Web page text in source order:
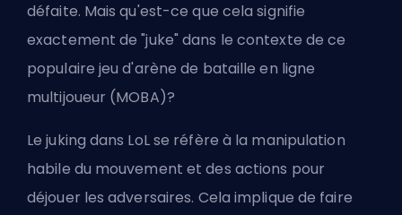
défaite. Mais qu'est-ce que cela signifie
exactement de "juke" dans le contexte de ce
populaire jeu d'arène de bataille en ligne
multijoueur (MOBA)?
Le juking dans LoL se réfère à la manipulation
habile du mouvement et des actions pour
déjouer les adversaires. Cela implique de faire